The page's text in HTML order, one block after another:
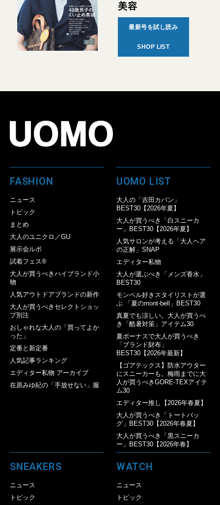
美容
最新号を試し読み
SHOP LIST
FASHION
ニュース
トピック
まとめ
大人のユニクロ／GU
展示会ルポ
試着フェス®︎
大人が買うべきハイブランド小
物
人気アウトドアブランドの新作
大人が買うべきセレクトショッ
プ別注
おしゃれな大人の「買ってよか
った」
定番と新定番
人気記事ランキング
エディター私物 アーカイブ
在原みゆ紀の「手放せない」服
UOMO LIST
大人の「吉田カバン」
BEST30【2026年夏】
大人が買うべき「白スニーカ
ー」BEST30【2026年夏】
人気サロンが考える「大人ヘア
の正解」SNAP
エディター私物
大人が選ぶべき「メンズ香水」
BEST30
モンベル好きスタイリストが選
ぶ 「夏のmont-bell」BEST30
真夏でも涼しい。大人が買うべ
き「酷暑対策」アイテム30
夏ボーナスで大人が買うべき
「ブランド財布」
BEST30【2026年最新】
【ゴアテックス】防水アウター
にスニーカーも。梅雨までに大
人が買うべきGORE-TEXアイテ
ム30
エディター推し【2026年春夏】
大人が買うべき「トートバッ
グ」BEST30【2026年春夏】
大人が買うべき「黒スニーカ
ー」BEST30【2026年春】
SNEAKERS
ニュース
トピック
WATCH
ニュース
トピック